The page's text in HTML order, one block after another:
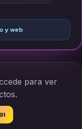
y web
para ver